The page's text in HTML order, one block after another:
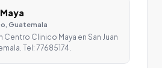
Guatemala
Centro Clinico Maya en San Juan
Tel: 77685174.